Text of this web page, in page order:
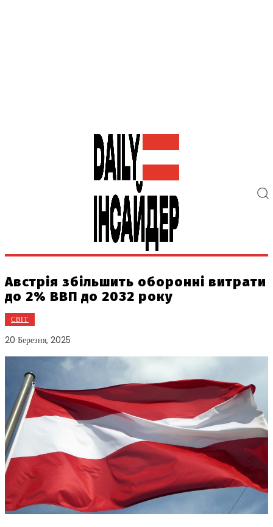
Австрія збільшить оборонні витрати
до 2% ВВП до 2032 року
СВІТ
20 Березня, 2025